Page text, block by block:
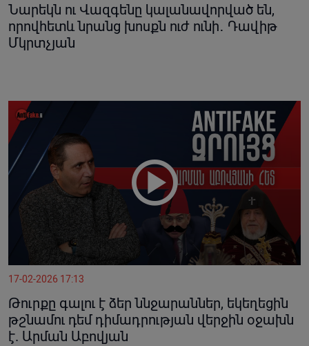
Նարեկն ու Վազգենը կալանավորված են,
որովհետև նրանց խոսքն ուժ ունի․ Դավիթ
Մկրտչյան
17-02-2026 17:13
Թուրքը գալու է ձեր ննջարաններ, եկեղեցին
թշնամու դեմ դիմադրության վերջին օջախն
է. Արման Աբովյան